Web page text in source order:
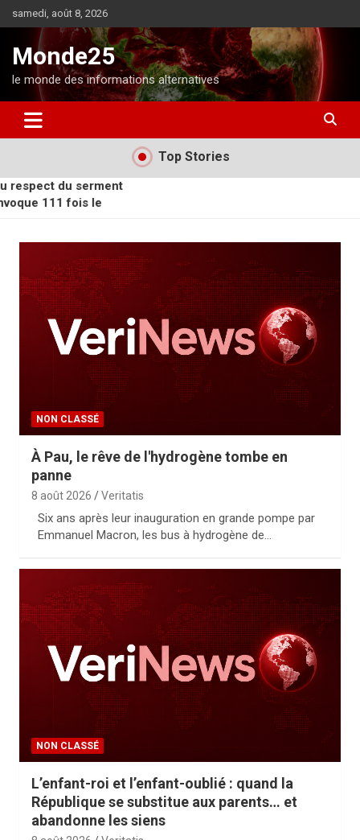
l
o
t
e
n
samedi, août 8, 2026
Monde25
le monde des informations alternatives
Top Stories
du serment
fois le
pour
d’accord
fois le
le
pour
d’accord
NON CLASSÉ
À Pau, le rêve de l'hydrogène tombe en
panne
8 août 2026 Veritatis
Six ans après leur inauguration en grande pompe par
Emmanuel Macron, les bus à hydrogène de…
NON CLASSÉ
L’enfant-roi et l’enfant-oublié : quand la
République se substitue aux parents… et
abandonne les siens